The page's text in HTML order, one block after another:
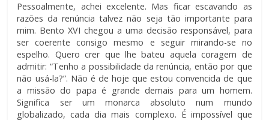
Pessoalmente, achei excelente. Mas ficar escavando as
razões da renúncia talvez não seja tão importante para
mim. Bento XVI chegou a uma decisão responsável, para
ser coerente consigo mesmo e seguir mirando-se no
espelho. Quero crer que lhe bateu aquela coragem de
admitir: “Tenho a possibilidade da renúncia, então por que
não usá-la?”. Não é de hoje que estou convencida de que
a missão do papa é grande demais para um homem.
Significa ser um monarca absoluto num mundo
globalizado, cada dia mais complexo. É impossível que